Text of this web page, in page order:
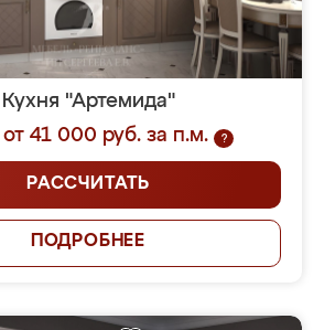
Кухня "Артемида"
41 000 руб. за п.м.
?
РАССЧИТАТЬ
ПОДРОБНЕЕ